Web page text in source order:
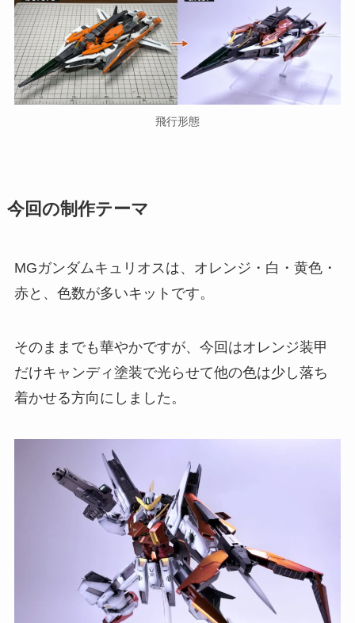
飛行形態
今回の制作テーマ
MGガンダムキュリオスは、オレンジ・白・黄色・
赤と、色数が多いキットです。
そのままでも華やかですが、今回はオレンジ装甲
だけキャンディ塗装で光らせて他の色は少し落ち
着かせる方向にしました。